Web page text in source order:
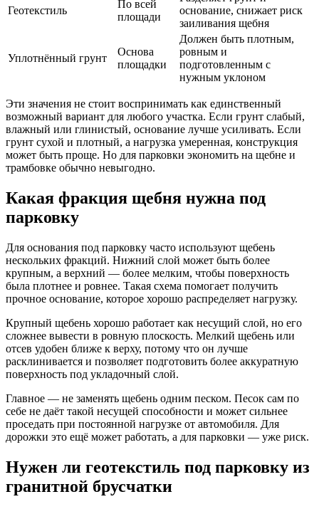
Геотекстиль
По всей
площади
основание, снижает риск
заиливания щебня
Уплотнённый грунт
Основа
площадки
Должен быть плотным,
ровным и
подготовленным с
нужным уклоном
Эти значения не стоит воспринимать как единственный
возможный вариант для любого участка. Если грунт слабый,
влажный или глинистый, основание лучше усиливать. Если
грунт сухой и плотный, а нагрузка умеренная, конструкция
может быть проще. Но для парковки экономить на щебне и
трамбовке обычно невыгодно.
Какая фракция щебня нужна под
парковку
Для основания под парковку часто используют щебень
нескольких фракций. Нижний слой может быть более
крупным, а верхний — более мелким, чтобы поверхность
была плотнее и ровнее. Такая схема помогает получить
прочное основание, которое хорошо распределяет нагрузку.
Крупный щебень хорошо работает как несущий слой, но его
сложнее вывести в ровную плоскость. Мелкий щебень или
отсев удобен ближе к верху, потому что он лучше
расклинивается и позволяет подготовить более аккуратную
поверхность под укладочный слой.
Главное — не заменять щебень одним песком. Песок сам по
себе не даёт такой несущей способности и может сильнее
проседать при постоянной нагрузке от автомобиля. Для
дорожки это ещё может работать, а для парковки — уже риск.
Нужен ли геотекстиль под парковку из
гранитной брусчатки